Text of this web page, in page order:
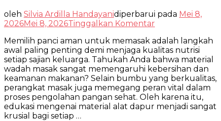
oleh Silvia Ardilla Handayanidiperbarui pada Mei 8,
2026Mei 8, 2026Tinggalkan Komentar
Aman
untuk
Memasak
agar
Makanan
Tetap
Sehat
dan
Memilih panci aman untuk memasak adalah langkah
awal paling penting demi menjaga kualitas nutrisi
setiap sajian keluarga. Tahukah Anda bahwa material
wadah masak sangat memengaruhi kebersihan dan
keamanan makanan? Selain bumbu yang berkualitas,
perangkat masak juga memegang peran vital dalam
proses pengolahan pangan sehat. Oleh karena itu,
edukasi mengenai material alat dapur menjadi sangat
krusial bagi setiap …